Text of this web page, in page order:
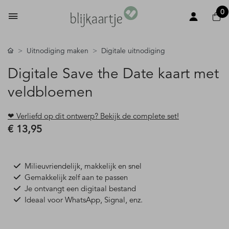
0
Uitnodiging maken Digitale uitnodiging
Digitale Save the Date kaart met
veldbloemen
❤ Verliefd op dit ontwerp? Bekijk de complete set!
€ 13,95
Milieuvriendelijk, makkelijk en snel
Gemakkelijk zelf aan te passen
Je ontvangt een digitaal bestand
Ideaal voor WhatsApp, Signal, enz.